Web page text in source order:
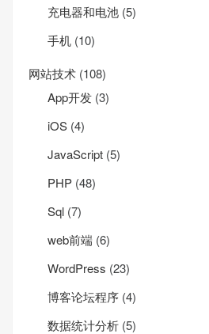
充电器和电池 (5)
手机 (10)
网站技术 (108)
App开发 (3)
iOS (4)
JavaScript (5)
PHP (48)
Sql (7)
web前端 (6)
WordPress (23)
博客论坛程序 (4)
数据统计分析 (5)